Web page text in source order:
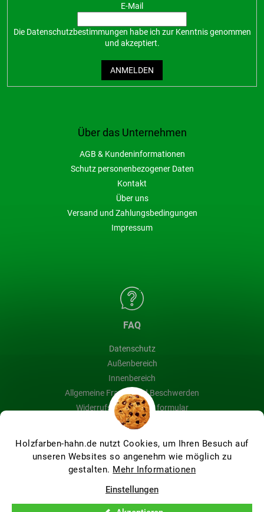
Holzfarben-hahn.de nutzt Cookies, um Ihren Besuch auf
unseren Websites so angenehm wie möglich zu
gestalten. Mehr Informationen
Einstellungen
Über das Unternehmen
AGB & Kundeninformationen
Schutz personenbezogener Daten
Kontakt
Über uns
Versand und Zahlungsbedingungen
Impressum
FAQ
Datenschutz
Außenbereich
Innenbereich
Allgemeine Fragen und Beschwerden
Widerrufsbelehrung & formular
Blog
E-Mail
Die Datenschutzbestimmungen habe ich zur Kenntnis genommen
und akzeptiert.
ANMELDEN